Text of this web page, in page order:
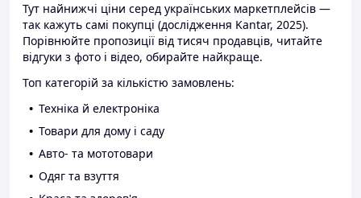
Тут найнижчі ціни серед українських маркетплейсів —
так кажуть самі покупці (дослідження Kantar, 2025).
Порівнюйте пропозиції від тисяч продавців, читайте
відгуки з фото і відео, обирайте найкраще.
Топ категорій за кількістю замовлень:
Техніка й електроніка
Товари для дому і саду
Авто- та мототовари
Одяг та взуття